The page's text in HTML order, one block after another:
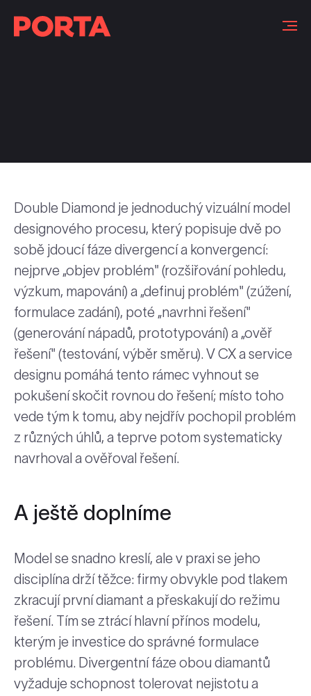
Double Diamond je jednoduchý vizuální model
designového procesu, který popisuje dvě po
sobě jdoucí fáze divergencí a konvergencí:
nejprve „objev problém" (rozšiřování pohledu,
výzkum, mapování) a „definuj problém" (zúžení,
formulace zadání), poté „navrhni řešení"
(generování nápadů, prototypování) a „ověř
řešení" (testování, výběr směru). V CX a service
designu pomáhá tento rámec vyhnout se
pokušení skočit rovnou do řešení; místo toho
vede tým k tomu, aby nejdřív pochopil problém
z různých úhlů, a teprve potom systematicky
navrhoval a ověřoval řešení.
A ještě doplníme
Model se snadno kreslí, ale v praxi se jeho
disciplína drží těžce: firmy obvykle pod tlakem
zkracují první diamant a přeskakují do režimu
řešení. Tím se ztrácí hlavní přínos modelu,
kterým je investice do správné formulace
problému. Divergentní fáze obou diamantů
vyžaduje schopnost tolerovat nejistotu a